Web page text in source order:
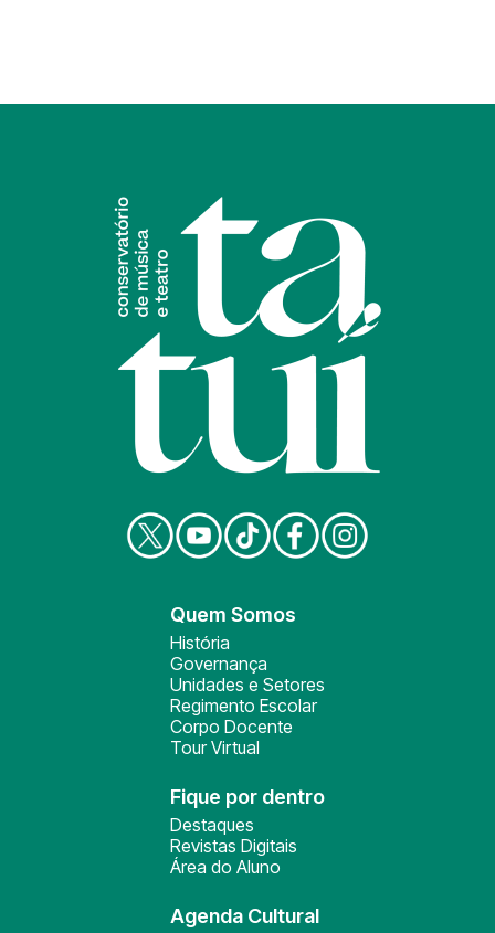
Quem Somos
História
Governança
Unidades e Setores
Regimento Escolar
Corpo Docente
Tour Virtual
Fique por dentro
Destaques
Revistas Digitais
Área do Aluno
Agenda Cultural